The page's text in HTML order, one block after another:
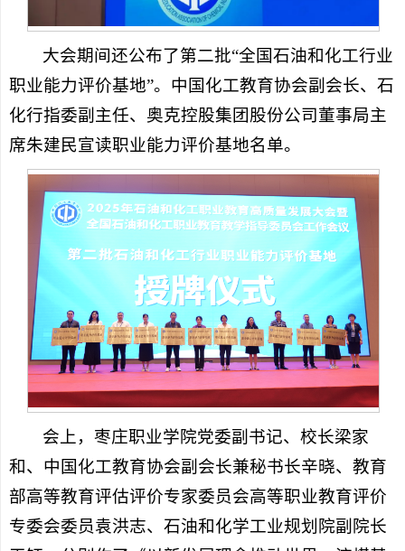
大会期间还公布了第二批“全国石油和化工行业
职业能力评价基地”。中国化工教育协会副会长、石
化行指委副主任、奥克控股集团股份公司董事局主
席朱建民宣读职业能力评价基地名单。
会上，枣庄职业学院党委副书记、校长梁家
和、中国化工教育协会副会长兼秘书长辛晓、教育
部高等教育评估评价专家委员会高等职业教育评价
专委会委员袁洪志、石油和化学工业规划院副院长